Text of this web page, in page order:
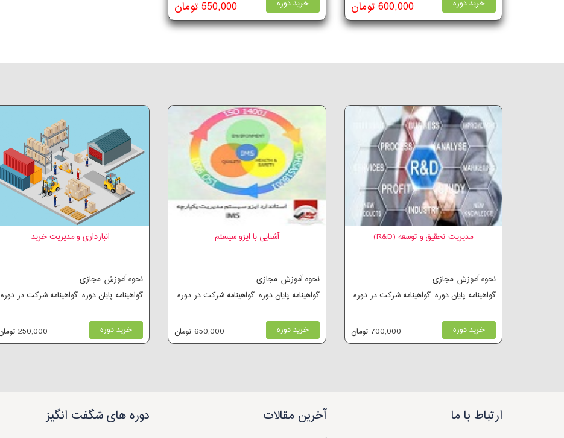
خرید دوره 600,000 تومان خرید دوره 550,000 تومان
انبارداری و مدیریت خرید
نحوه آموزش :مجازی
گواهینامه پایان دوره :گواهینامه شرکت در دوره
خرید دوره 250,000 تومان
آشنایی با ایزو سیستم
نحوه آموزش :مجازی
گواهینامه پایان دوره :گواهینامه شرکت در دوره
خرید دوره 650,000 تومان
مدیریت تحقیق و توسعه (R&D)
نحوه آموزش :مجازی
گواهینامه پایان دوره :گواهینامه شرکت در دوره
خرید دوره 700,000 تومان
ارتباط با ما آخرین مقالات دوره های شگفت انگیز